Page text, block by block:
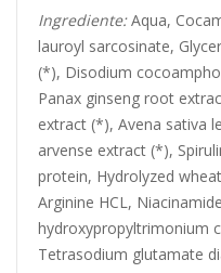
Ingrediente:Aqua,
lauroyl sarcosinate,
(*), Disodium
Panax ginseng root
extract (*), Avena sativa
arvense extract (*),
protein, Hydrolyzed
Arginine HCL,
hydroxypropyltrimonium
Tetrasodium glutamate